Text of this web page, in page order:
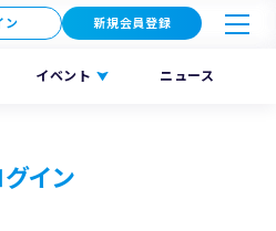
イベント ニュース
ン 新規会員登録
グイン